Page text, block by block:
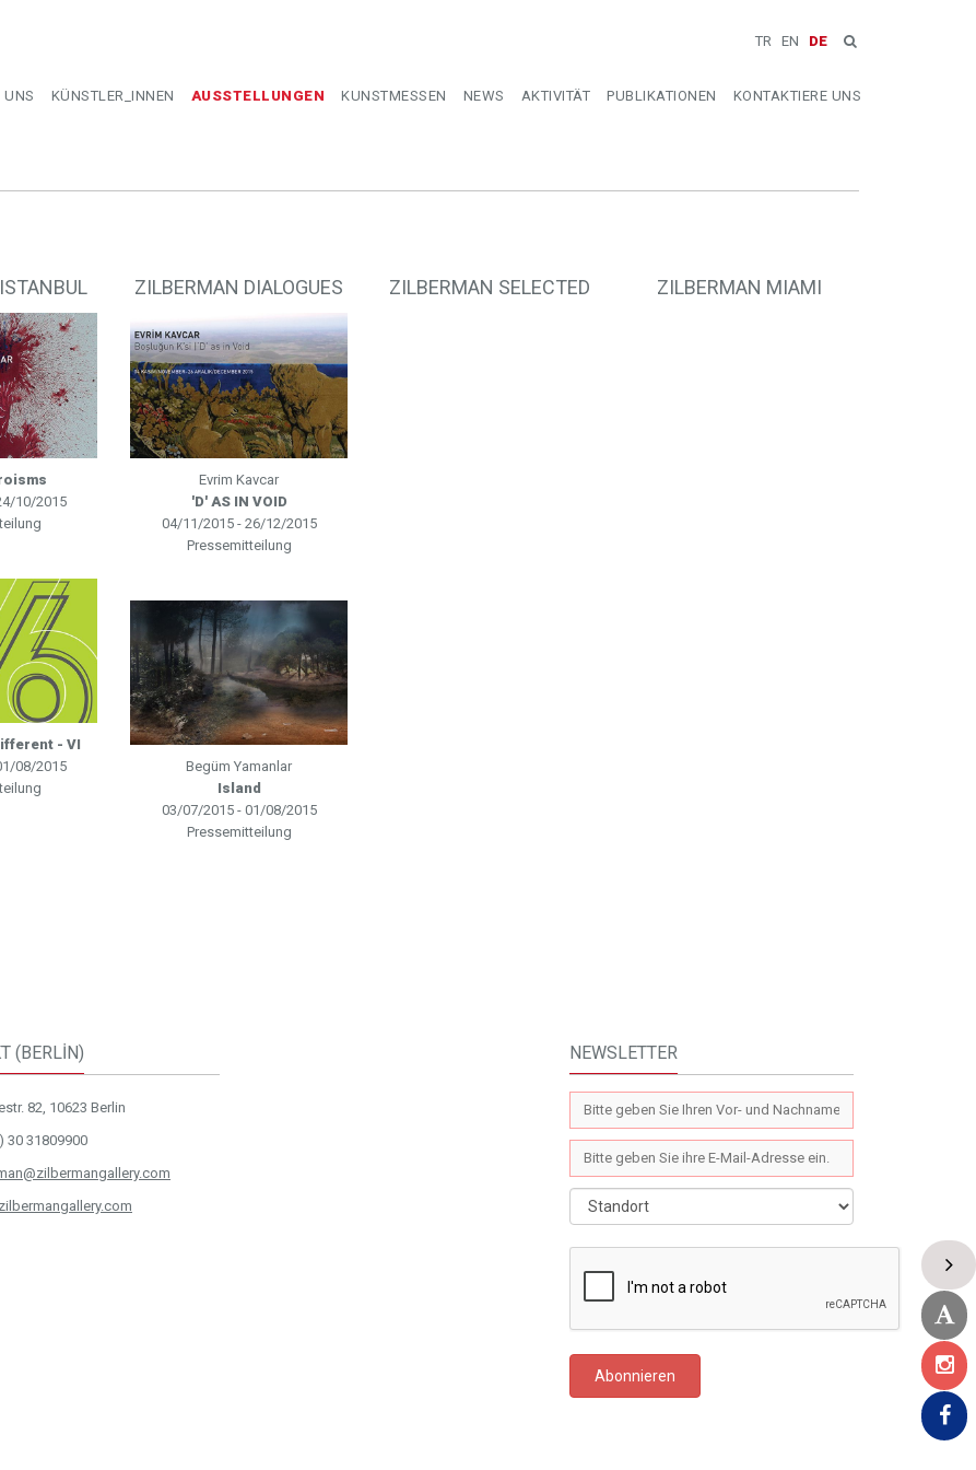
TR EN DE
UNS KÜNSTLER_INNEN AUSSTELLUNGEN KUNSTMESSEN NEWS AKTIVITÄT PUBLIKATIONEN KONTAKTIERE UNS
10/2015
- VI
08/2015
ZILBERMAN DIALOGUES
Evrim Kavcar
'D' AS IN VOID
04/11/2015 - 26/12/2015
Pressemitteilung
Begüm Yamanlar
Island
03/07/2015 - 01/08/2015
Pressemitteilung
ZILBERMAN SELECTED ZILBERMAN MIAMI
(BERLİN)
82, 10623 Berlin
30 31809900
NEWSLETTER